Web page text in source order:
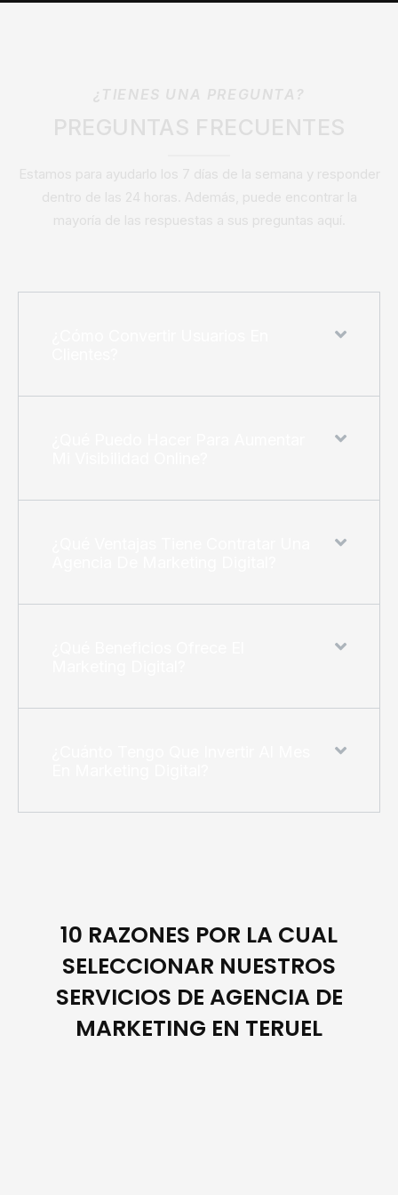
10 RAZONES POR LA CUAL
SELECCIONAR NUESTROS
SERVICIOS DE AGENCIA DE
MARKETING EN TERUEL